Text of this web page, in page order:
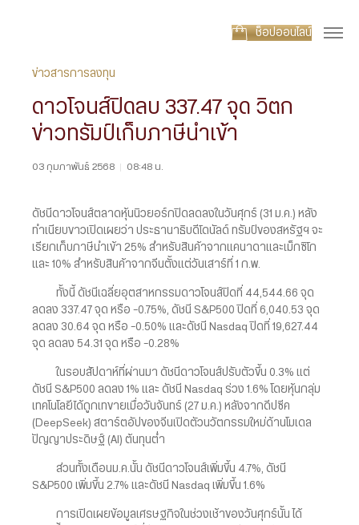
ช็อปออนไลน์
ข่าวสารการลงทุน
ดาวโจนส์ปิดลบ 337.47 จุด วิตก
ข่าวทรัมป์เก็บภาษีนำเข้า
03 กุมภาพันธ์ 2568 | 08:48 น.
ดัชนีดาวโจนส์ตลาดหุ้นนิวยอร์กปิดลดลงในวันศุกร์ (31 ม.ค.) หลัง
ทำเนียบขาวเปิดเผยว่า ประธานาธิบดีโดนัลด์ ทรัมป์ของสหรัฐฯ จะ
เรียกเก็บภาษีนำเข้า 25% สำหรับสินค้าจากแคนาดาและเม็กซิโก
และ 10% สำหรับสินค้าจากจีนตั้งแต่วันเสาร์ที่ 1 ก.พ.
ทั้งนี้ ดัชนีเฉลี่ยอุตสาหกรรมดาวโจนส์ปิดที่ 44,544.66 จุด
ลดลง 337.47 จุด หรือ -0.75%, ดัชนี S&P500 ปิดที่ 6,040.53 จุด
ลดลง 30.64 จุด หรือ -0.50% และดัชนี Nasdaq ปิดที่ 19,627.44
จุด ลดลง 54.31 จุด หรือ -0.28%
ในรอบสัปดาห์ที่ผ่านมา ดัชนีดาวโจนส์ปรับตัวขึ้น 0.3% แต่
ดัชนี S&P500 ลดลง 1% และ ดัชนี Nasdaq ร่วง 1.6% โดยหุ้นกลุ่ม
เทคโนโลยีได้ถูกเทขายเมื่อวันจันทร์ (27 ม.ค.) หลังจากดีปซีค
(DeepSeek) สตาร์ตอัปของจีนเปิดตัวนวัตกรรมใหม่ด้านโมเดล
ปัญญาประดิษฐ์ (AI) ต้นทุนต่ำ
ส่วนทั้งเดือนม.ค.นั้น ดัชนีดาวโจนส์เพิ่มขึ้น 4.7%, ดัชนี
S&P500 เพิ่มขึ้น 2.7% และดัชนี Nasdaq เพิ่มขึ้น 1.6%
การเปิดเผยข้อมูลเศรษฐกิจในช่วงเช้าของวันศุกร์นั้น ได้